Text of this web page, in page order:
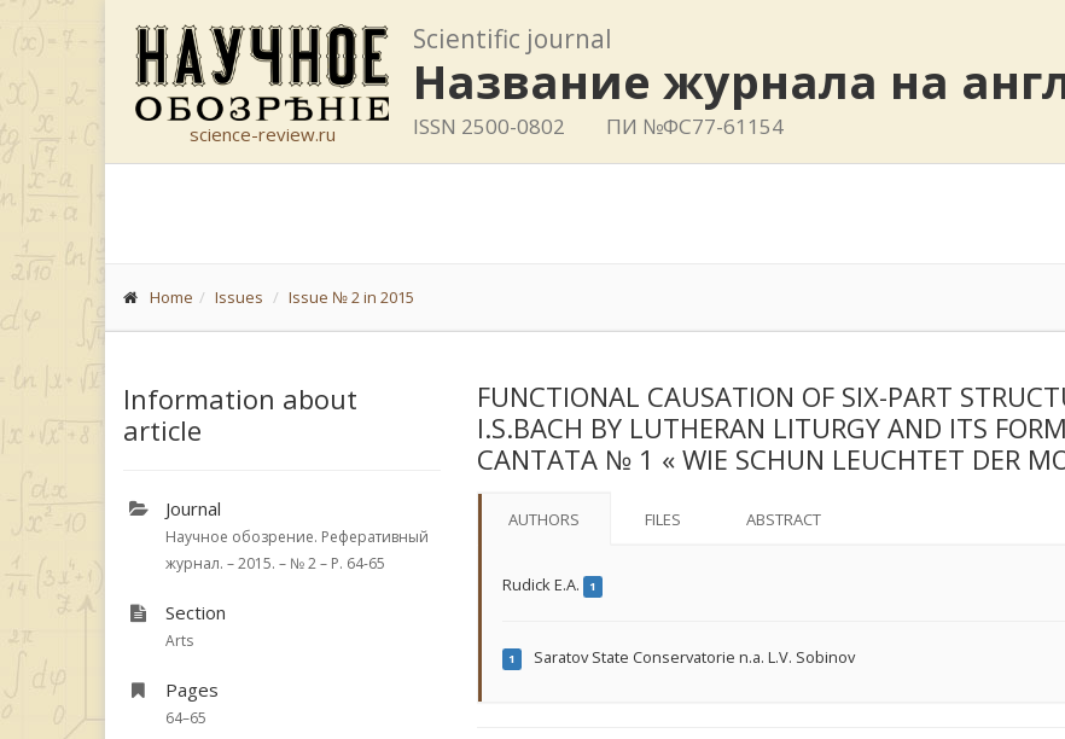
science-review.ru
Scientific journal
Название журнала на
ISSN 2500-0802 ПИ №ФС77-61154
Home Issues Issue № 2 in 2015
Information about
article
Journal
Научное обозрение. Реферативный
журнал. – 2015. – № 2 – P. 64-65
Section
Arts
Pages
64–65
FUNCTIONAL CAUSATION OF SIX-PART
I.S.BACH BY LUTHERAN LITURGY AND ITS
CANTATA № 1 « WIE SCHUN LEUCHTET DER
AUTHORS FILES ABSTRACT
Rudick E.A. 1
1 Saratov State Conservatorie n.a. L.V. Sobinov